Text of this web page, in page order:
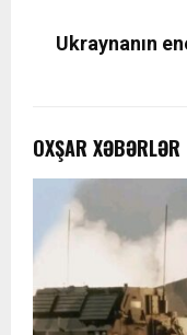
Ukraynanın
OXŞAR XƏBƏRLƏR